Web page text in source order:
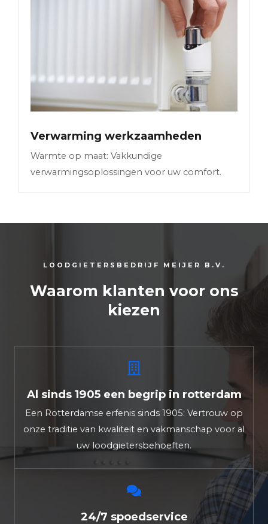
Verwarming werkzaamheden
Warmte op maat: Vakkundige
verwarmingsoplossingen voor uw comfort.
LOODGIETERSBEDRIJF MEIJER B.V.
Waarom klanten voor ons
kiezen
Al sinds 1905 een begrip in rotterdam
Een Rotterdamse erfenis sinds 1905: Vertrouw op
onze traditie van kwaliteit en vakmanschap voor al
uw loodgietersbehoeften.
24/7 spoedservice